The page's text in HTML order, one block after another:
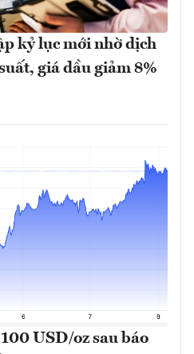
kỷ lục mới nhờ dịch
giá dầu giảm 8%
USD/oz sau báo